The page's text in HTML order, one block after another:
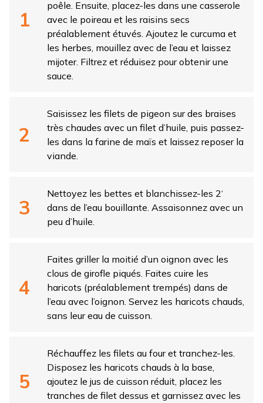
poêle. Ensuite, placez-les dans une casserole
avec le poireau et les raisins secs
préalablement étuvés. Ajoutez le curcuma et
les herbes, mouillez avec de l’eau et laissez
mijoter. Filtrez et réduisez pour obtenir une
sauce.
Saisissez les filets de pigeon sur des braises
très chaudes avec un filet d’huile, puis passez-
les dans la farine de maïs et laissez reposer la
viande.
Nettoyez les bettes et blanchissez-les 2‘
dans de l’eau bouillante. Assaisonnez avec un
peu d’huile.
Faites griller la moitié d’un oignon avec les
clous de girofle piqués. Faites cuire les
haricots (préalablement trempés) dans de
l’eau avec l’oignon. Servez les haricots chauds,
sans leur eau de cuisson.
Réchauffez les filets au four et tranchez-les.
Disposez les haricots chauds à la base,
ajoutez le jus de cuisson réduit, placez les
tranches de filet dessus et garnissez avec les